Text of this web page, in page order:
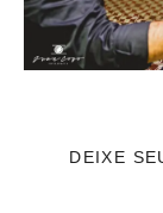
DEIXE